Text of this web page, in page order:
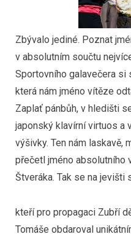
Zbývalo jediné. Poznat
v absolutním součtu
Sportovního galavečera si
která nám jméno vítěze
Zaplať pánbůh, v hledišti
japonský klavírní virtuos a
výšivky. Ten nám laskavě,
přečetl jméno absolutního
Štveráka. Tak se na jevišti
kteří pro propagaci Zubří
Tomáše obdaroval